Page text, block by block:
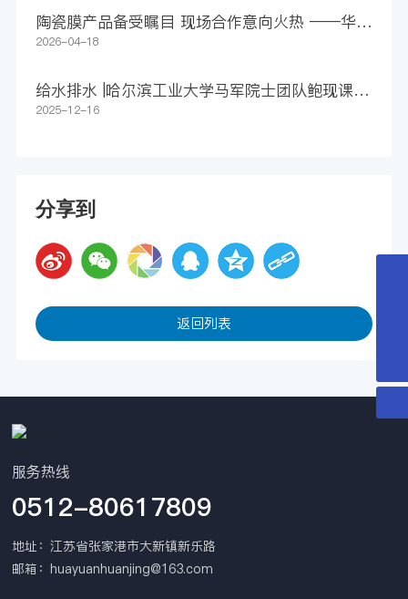
陶瓷膜产品备受瞩目 现场合作意向火热 ——华远
环境亮相第27届上海环博会
2026-04-18
给水排水 |哈尔滨工业大学马军院士团队鲍现课题
组WR：净化还是污染？追踪膜源微塑料释放，守
2025-12-16
分享到
返回列表
服务热线
0512-80617809
地址：江苏省张家港市大新镇新乐路
邮箱：huayuanhuanjing@163.com
huayuanhuanjing@163.com